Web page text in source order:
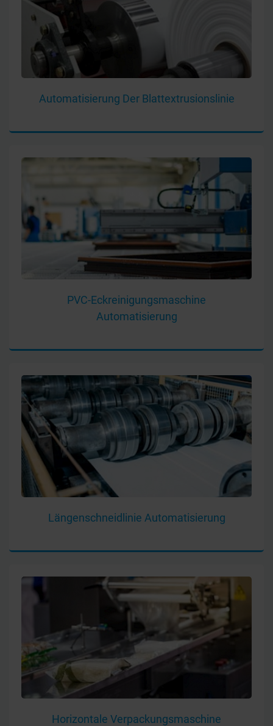
Automatisierung Der Blattextrusionslinie
PVC-Eckreinigungsmaschine
Automatisierung
Längenschneidlinie Automatisierung
Horizontale Verpackungsmaschine